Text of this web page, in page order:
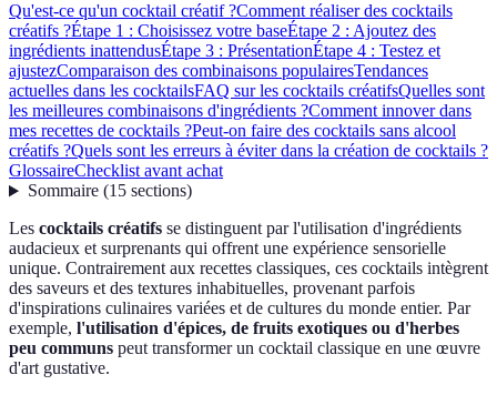
Qu'est-ce qu'un cocktail créatif ?Comment réaliser des cocktails
créatifs ?Étape 1 : Choisissez votre baseÉtape 2 : Ajoutez des
ingrédients inattendusÉtape 3 : PrésentationÉtape 4 : Testez et
ajustezComparaison des combinaisons populairesTendances
actuelles dans les cocktailsFAQ sur les cocktails créatifsQuelles sont
les meilleures combinaisons d'ingrédients ?Comment innover dans
mes recettes de cocktails ?Peut-on faire des cocktails sans alcool
créatifs ?Quels sont les erreurs à éviter dans la création de cocktails ?
GlossaireChecklist avant achat
Sommaire(15 sections)
Les cocktails créatifs se distinguent par l'utilisation d'ingrédients
audacieux et surprenants qui offrent une expérience sensorielle
unique. Contrairement aux recettes classiques, ces cocktails intègrent
des saveurs et des textures inhabituelles, provenant parfois
d'inspirations culinaires variées et de cultures du monde entier. Par
exemple, l'utilisation d'épices, de fruits exotiques ou d'herbes
peu communs peut transformer un cocktail classique en une œuvre
d'art gustative.